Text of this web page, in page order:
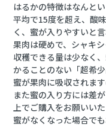
はるかの特徴はなんと
平均で15度を超え、酸
く、蜜が入りやすいと言
果肉は硬めで、シャキ
収穫できる量は少なく
かることのない「超希少
蜜が果肉に吸収されま
また蜜の入り方には差
上でご購入をお願いいた
蜜がなくなった場合で